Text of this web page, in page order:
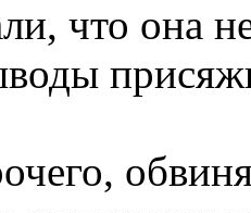
что она